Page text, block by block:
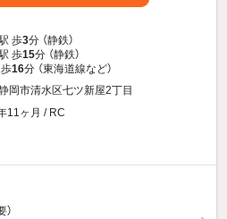
歩3分 （静鉄）
歩15分 （静鉄）
16分 （東海道線など）
岡市清水区七ツ新屋2丁目
11ヶ月 / RC
）